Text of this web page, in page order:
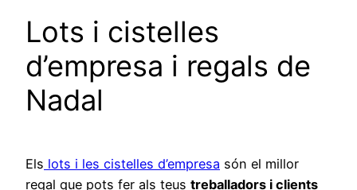
Lots i cistelles
d’empresa i regals de
Nadal
Els lots i les cistelles d’empresa són el millor
regal que pots fer als teus treballadors i clients